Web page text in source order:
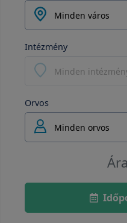
Minden város
Intézmény
Minden
Orvos
Minden orvos